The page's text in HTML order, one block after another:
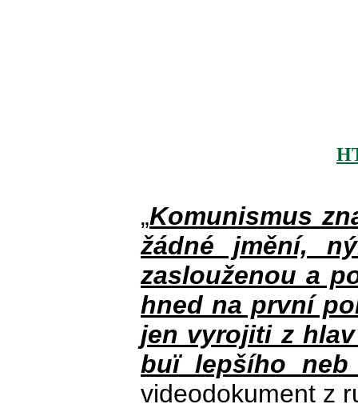
„Komunismus
žádné jmění,
zaslouženou a
hned na první
jen vyrojiti z
buï lepšího
videodokument z